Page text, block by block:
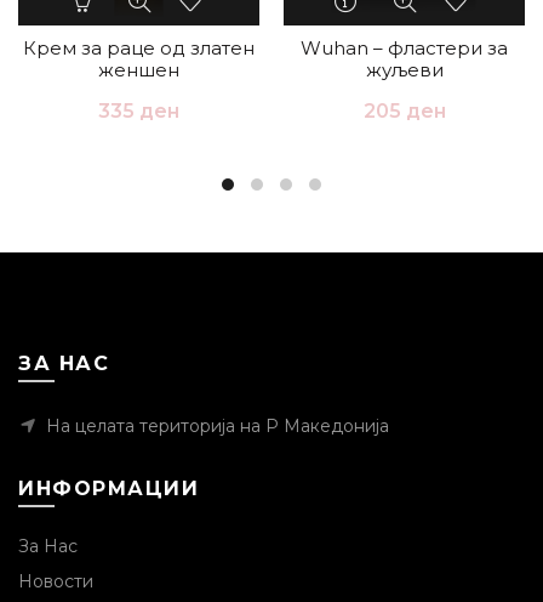
Крем за раце од златен
женшен
335 ден
Wuhan – фластери за
жуљеви
205 ден
ЗА НАС
На целата територија на Р Македонија
ИНФОРМАЦИИ
За Нас
Новости